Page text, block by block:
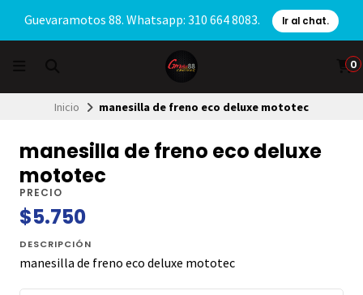
Guevaramotos 88. Whatsapp: 310 664 8083. Ir al chat.
0
Inicio manesilla de freno eco deluxe mototec
manesilla de freno eco deluxe
mototec
PRECIO
$5.750
DESCRIPCIÓN
manesilla de freno eco deluxe mototec